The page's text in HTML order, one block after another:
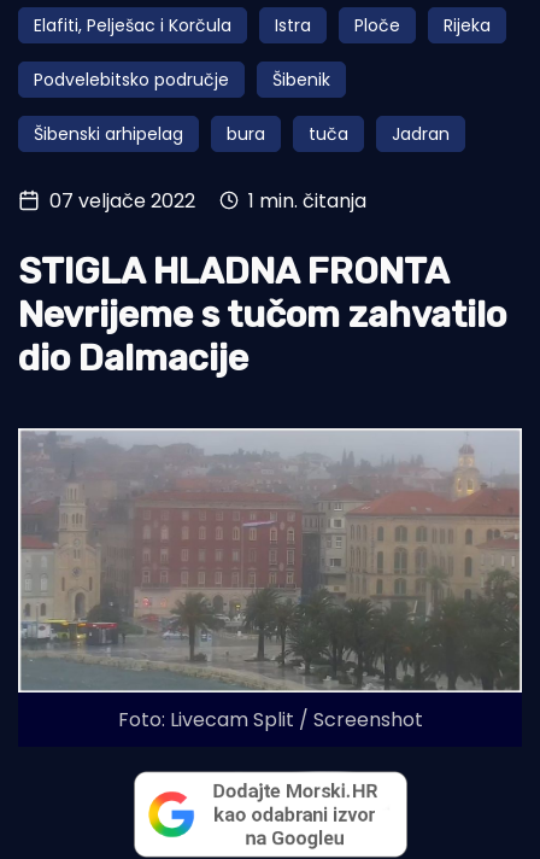
Turizam i nautika
Pomorstvo
Ribolov
Ekologija
Elafiti, Pelješac i Korčula Istra Ploče Rijeka
Podvelebitsko područje Šibenik
Šibenski arhipelag bura tuča Jadran
07 veljače 2022 1 min. čitanja
STIGLA HLADNA FRONTA
Nevrijeme s tučom zahvatilo
dio Dalmacije
Foto: Livecam Split / Screenshot